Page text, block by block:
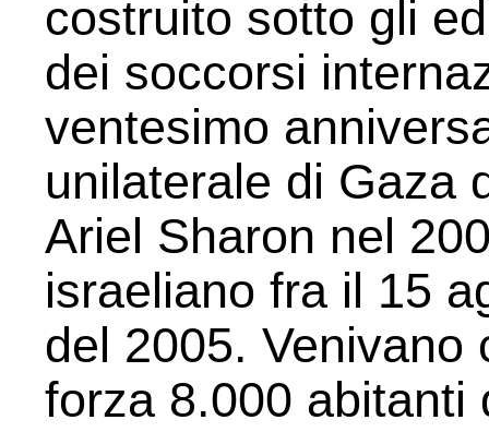
costruito sotto gli
dei soccorsi
ventesimo
unilaterale di Gaza
Ariel Sharon nel
israeliano fra il 15
del 2005.
forza 8.000 abitanti